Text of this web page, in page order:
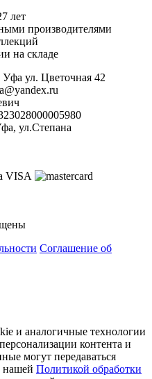
лет
производителями
на складе
ул. Цветочная 42
ул.Степана
Соглашение об
и аналогичные технологии
контента и
могут передаваться
нашей Политикой обработки